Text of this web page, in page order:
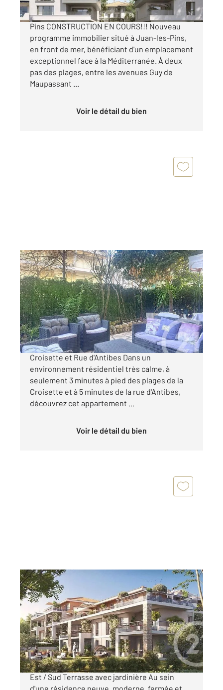
Appartement Neuf Front de mer à Juan-les-
Pins CONSTRUCTION EN COURS!!! Nouveau
programme immobilier situé à Juan-les-Pins,
en front de mer, bénéficiant d'un emplacement
exceptionnel face à la Méditerranée. À deux
pas des plages, entre les avenues Guy de
Maupassant ...
Voir le détail du bien
CANNES 06
87,02 m2, 3 pièces
Ref : 116
Appartement F3 à vendre
685 000 €
Appartement 87 m² en rez-de-jardin Proche
Croisette et Rue d'Antibes Dans un
environnement résidentiel très calme, à
seulement 3 minutes à pied des plages de la
Croisette et à 5 minutes de la rue d'Antibes,
découvrez cet appartement ...
Voir le détail du bien
LE GOLFE JUAN 06
63,07 m2, 3 pièces
Ref : 135
Appartement à vendre
388 000 €
Appartement 3 pièces Golfe-Juan Exposition
Est / Sud Terrasse avec jardinière Au sein